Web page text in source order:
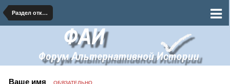
Раздел открытых литературных конкурсов
Ваше имя